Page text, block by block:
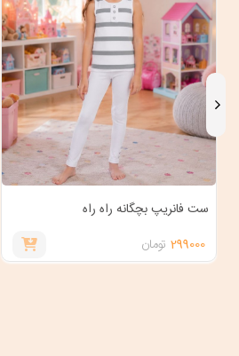
ست فانریپ بچگانه راه راه
299000 تومان